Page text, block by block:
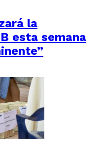
la
esta semana